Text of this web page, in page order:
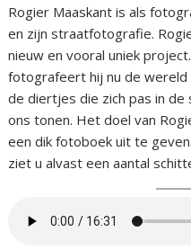
Rogier Maaskant is als
en zijn straatfotografie.
nieuw en vooral uniek
fotografeert hij nu de wereld
de diertjes die zich pas in de
ons tonen. Het doel van
een dik fotoboek uit te
ziet u alvast een aantal